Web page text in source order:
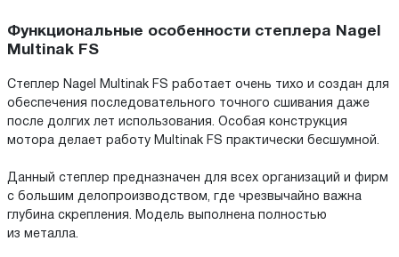
Функциональные особенности степлера Nagel
Multinak FS
Степлер Nagel Multinak FS работает очень тихо и создан для
обеспечения последовательного точного сшивания даже
после долгих лет использования. Особая конструкция
мотора делает работу Multinak FS практически бесшумной.
Данный степлер предназначен для всех организаций и фирм
с большим делопроизводством, где чрезвычайно важна
глубина скрепления. Модель выполнена полностью
из металла.